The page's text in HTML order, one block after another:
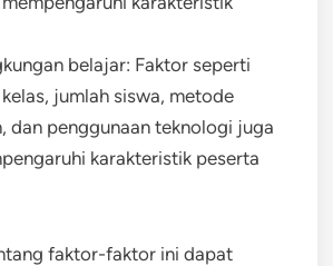
belajar: Faktor seperti
jumlah siswa, metode
dan penggunaan teknologi juga
karakteristik peserta
faktor-faktor ini dapat